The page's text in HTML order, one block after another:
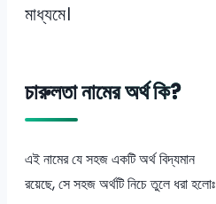
মাধ্যমে।
চারুলতা নামের অর্থ কি?
এই নামের যে সহজ একটি অর্থ বিদ্যমান
রয়েছে, সে সহজ অর্থটি নিচে তুলে ধরা হলোঃ